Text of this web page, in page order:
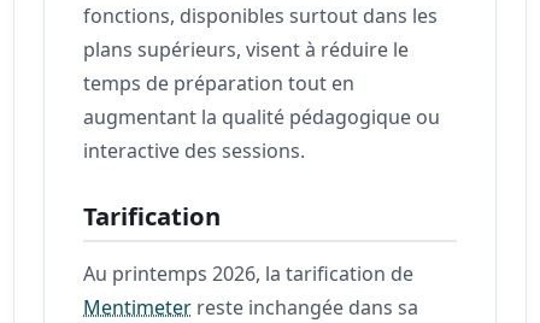
fonctions, disponibles surtout dans les
plans supérieurs, visent à réduire le
temps de préparation tout en
augmentant la qualité pédagogique ou
interactive des sessions.
Tarification
Au printemps 2026, la tarification de
Mentimeter reste inchangée dans sa